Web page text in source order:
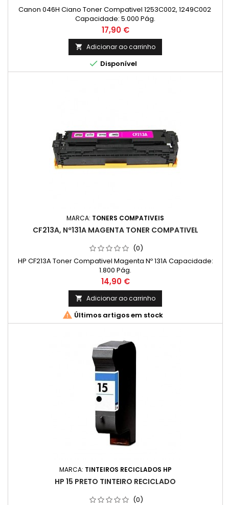
Canon 046H Ciano Toner Compativel 1253C002, 1249C002
Capacidade: 5.000 Pág.
Preço
17,90 €
 Adicionar ao carrinho
 Disponível
MARCA: TONERS COMPATIVEIS
CF213A, Nº131A MAGENTA TONER COMPATIVEL
(0)
HP CF213A Toner Compativel Magenta Nº 131A Capacidade:
1.800 Pág.
Preço
14,90 €
 Adicionar ao carrinho
 Últimos artigos em stock
MARCA: TINTEIROS RECICLADOS HP
HP 15 PRETO TINTEIRO RECICLADO
(0)